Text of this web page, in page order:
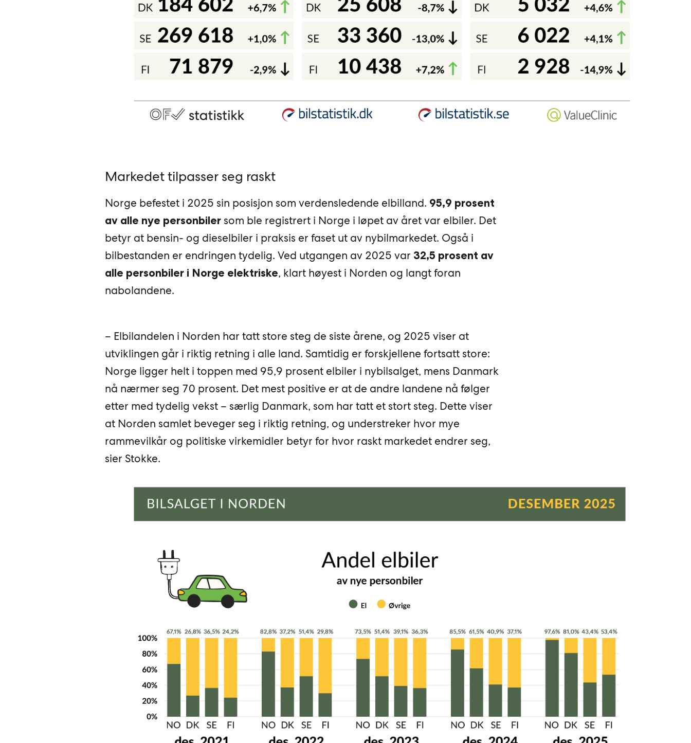
Markedet tilpasser seg raskt
Norge befestet i 2025 sin posisjon som verdensledende elbilland. 95,9 prosent
av alle nye personbilersom ble registrert i Norge i løpet av året var elbiler. Det
betyr at bensin- og dieselbiler i praksis er faset ut av nybilmarkedet. Også i
bilbestanden er endringen tydelig. Ved utgangen av 2025 var 32,5 prosent av
alle personbiler i Norge elektriske, klart høyest i Norden og langt foran
nabolandene.
– Elbilandelen i Norden har tatt store steg de siste årene, og 2025 viser at
utviklingen går i riktig retning i alle land. Samtidig er forskjellene fortsatt store:
Norge ligger helt i toppen med 95,9 prosent elbiler i nybilsalget, mens Danmark
nå nærmer seg 70 prosent. Det mest positive er at de andre landene nå følger
etter med tydelig vekst – særlig Danmark, som har tatt et stort steg. Dette viser
at Norden samlet beveger seg i riktig retning, og understreker hvor mye
rammevilkår og politiske virkemidler betyr for hvor raskt markedet endrer seg,
sier Stokke.